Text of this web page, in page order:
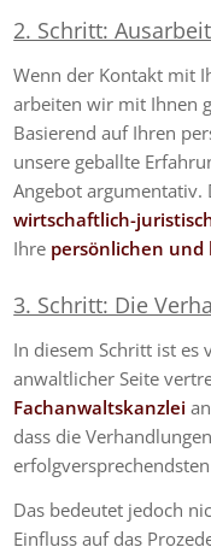
2. Schritt:
Wenn der Kontakt mit
arbeiten wir mit Ihnen
Basierend auf Ihren
unsere geballte
Angebot argumentativ.
wirtschaftlich-
Ihre persönlichen
3. Schritt: Die
In diesem Schritt ist es
anwaltlicher Seite
Fachanwaltskanzlei
dass die
Das bedeutet jedoch
Einfluss auf das